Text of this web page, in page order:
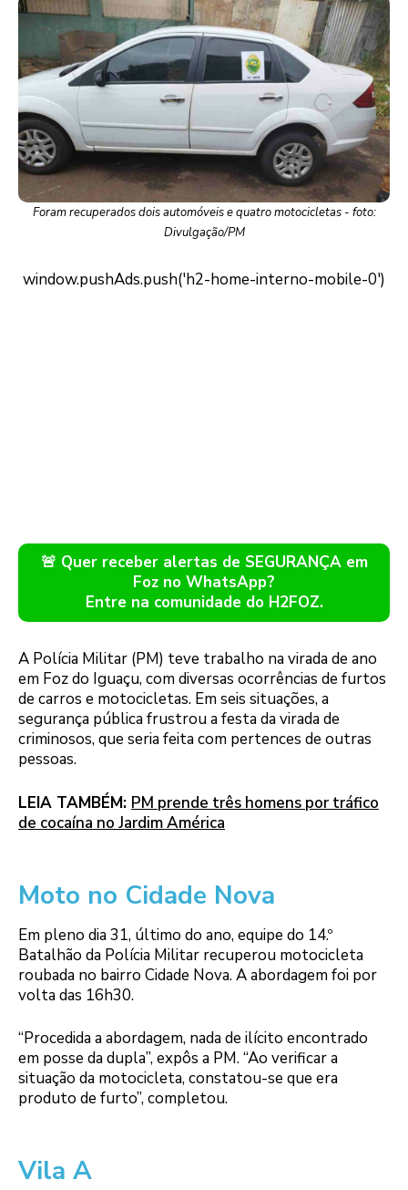
Foram recuperados dois automóveis e quatro motocicletas - foto:
Divulgação/PM
🚨 Quer receber alertas de SEGURANÇA em
Foz no WhatsApp?
Entre na comunidade do H2FOZ.
A Polícia Militar (PM) teve trabalho na virada de ano
em Foz do Iguaçu, com diversas ocorrências de furtos
de carros e motocicletas. Em seis situações, a
segurança pública frustrou a festa da virada de
criminosos, que seria feita com pertences de outras
pessoas.
LEIA TAMBÉM: PM prende três homens por tráfico
de cocaína no Jardim América
Moto no Cidade Nova
Em pleno dia 31, último do ano, equipe do 14.º
Batalhão da Polícia Militar recuperou motocicleta
roubada no bairro Cidade Nova. A abordagem foi por
volta das 16h30.
“Procedida a abordagem, nada de ilícito encontrado
em posse da dupla”, expôs a PM. “Ao verificar a
situação da motocicleta, constatou-se que era
produto de furto”, completou.
Vila A